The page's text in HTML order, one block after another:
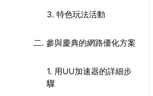
3. 特色玩法活動
二. 參與慶典的網路優化方案
1. 用UU加速器的詳細步
驟